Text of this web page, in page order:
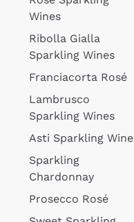
Wines
Ribolla Gialla
Sparkling Wines
Franciacorta Rosé
Lambrusco
Sparkling Wines
Asti Sparkling Wine
Sparkling
Chardonnay
Prosecco Rosé